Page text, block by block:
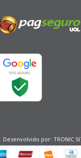
| Desenvolvido por: TRONIC